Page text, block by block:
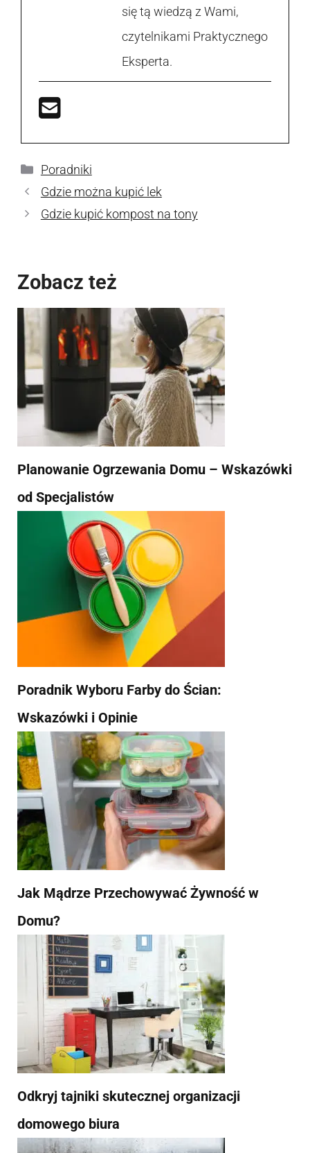
się tą wiedzą z Wami,
czytelnikami Praktycznego
Eksperta.
Kategorie
Poradniki
Gdzie można kupić lek
Gdzie kupić kompost na tony
Zobacz też
Planowanie Ogrzewania Domu – Wskazówki
od Specjalistów
Poradnik Wyboru Farby do Ścian:
Wskazówki i Opinie
Jak Mądrze Przechowywać Żywność w
Domu?
Odkryj tajniki skutecznej organizacji
domowego biura